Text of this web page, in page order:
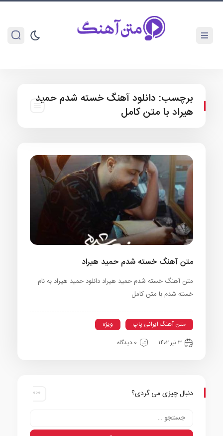
برچسب: دانلود آهنگ خسته شدم حمید
هیراد با متن کامل
متن آهنگ خسته شدم حمید هیراد
متن آهنگ خسته شدم حمید هیراد دانلود حمید هیراد به نام
خسته شدم با متن کامل
متن آهنگ ایرانی پاپ
ویژه
۳ تیر ۱۴۰۲
0 دیدگاه
دنبال چیزی می گردی؟